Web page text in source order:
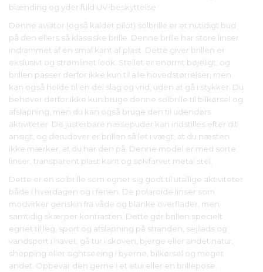
blænding og yder fuld UV-beskyttelse
Denne aviator (også kaldet pilot) solbrille er et nutidigt bud
på den ellers så klassiske brille. Denne brille har store linser
indrammet af en smal kant af plast. Dette giver brillen er
ekslusivt og strømlinet look. Stellet er enormt bøjeligt, og
brillen passer derfor ikke kun til alle hovedstørrelser, men
kan også holde til en del slag og vrid, uden at gå i stykker. Du
behøver derfor ikke kun bruge denne solbrille til bilkørsel og
afslapning, men du kan også bruge den til udendørs
aktiviteter. De justerbare næsepuder kan indstilles efter dit
ansigt, og derudover er brillen så let i vægt, at du næsten
ikke mærker, at du har den på. Denne model er med sorte
linser, transparent plast kant og sølvfarvet metal stel.
Dette er en solbrille som egner sig godt til utallige aktiviteter
både i hverdagen og i ferien. De polaroide linser som
modvirker genskin fra våde og blanke overflader, men
samtidig skærper kontrasten. Dette gør brillen specielt
egnet til leg, sport og afslapning på stranden, sejllads og
vandsport i havet, gå tur i skoven, bjerge eller andet natur,
shopping eller sightseeing i byerne, bilkørsel og meget
andet. Opbevar den gerne i et etui eller en brillepose.